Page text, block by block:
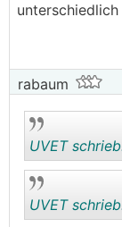
unterschiedlich
rabaum
UVET
UVET